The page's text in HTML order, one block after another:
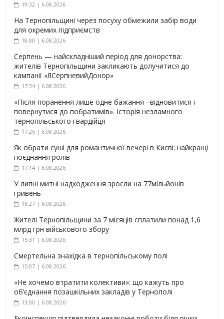
19:32 | 6.08.2026
На Тернопільщині через посуху обмежили забір води
для окремих підприємств
18:00 | 6.08.2026
Серпень — найскладніший період для донорства:
жителів Тернопільщини закликають долучитися до
кампанії «ЯСерпневийДонор»
17:34 | 6.08.2026
«Після поранення лише одне бажання –відновитися і
повернутися до побратимів». Історія незламного
тернопільського гвардійця
17:26 | 6.08.2026
Як обрати суші для романтичної вечері в Києві: найкращі
поєднання ролів
17:14 | 6.08.2026
У липні митні надходження зросли на 77мільйонів
гривень
16:27 | 6.08.2026
Жителі Тернопільщини за 7 місяців сплатили понад 1,6
млрд грн військового збору
15:31 | 6.08.2026
Смертельна знахідка в тернопільському полі
15:07 | 6.08.2026
«Не хочемо втратити колективи»: що кажуть про
об’єднання позашкільних закладів у Тернополі
13:00 | 6.08.2026